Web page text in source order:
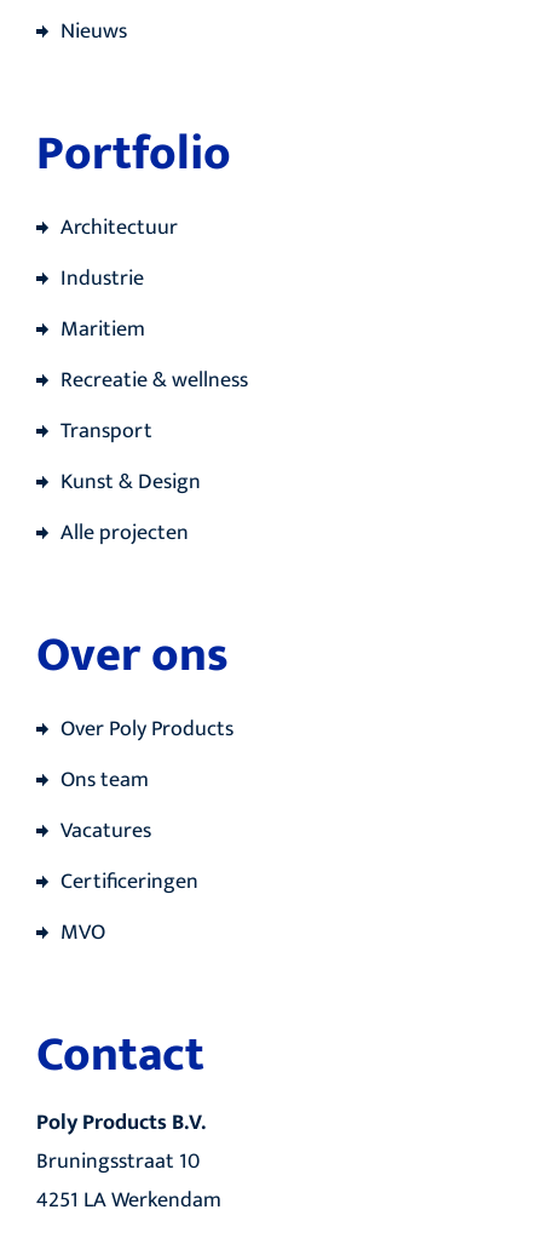
Nieuws
Portfolio
Architectuur
Industrie
Maritiem
Recreatie & wellness
Transport
Kunst & Design
Alle projecten
Over ons
Over Poly Products
Ons team
Vacatures
Certificeringen
MVO
Contact
Poly Products B.V.
Bruningsstraat 10
4251 LA Werkendam